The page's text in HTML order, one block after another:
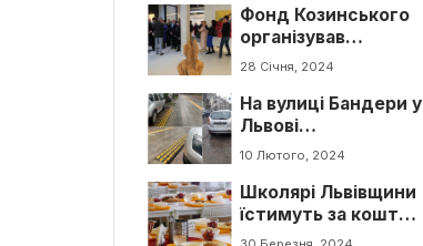
питань ветеранів у
Львові
Фонд Козинського
організував
виставку сучасного
мистецтва у
Нідерландах
28 Січня, 2024
На вулиці Бандери у
Львові
переробляють
для людей з
інвалідністю
10 Лютого, 2024
Школярі Львівщини
їстимуть за кошти
ООН